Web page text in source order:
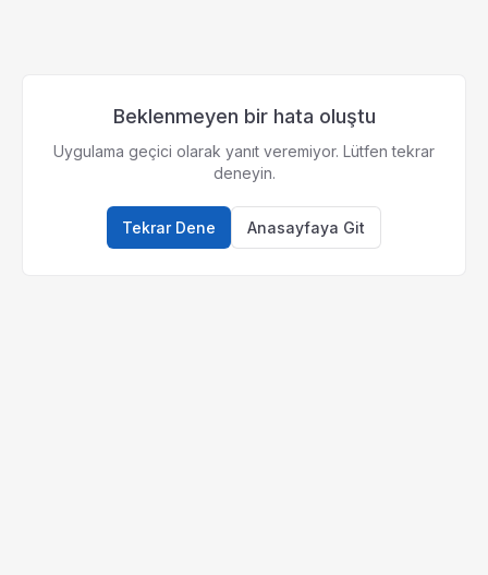
Beklenmeyen bir hata oluştu
Uygulama geçici olarak yanıt veremiyor. Lütfen tekrar
deneyin.
Tekrar Dene Anasayfaya Git